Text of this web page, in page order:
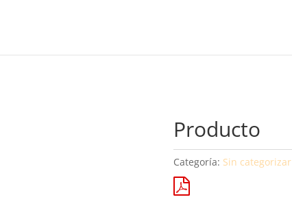
Producto
Categoría: Sin categorizar